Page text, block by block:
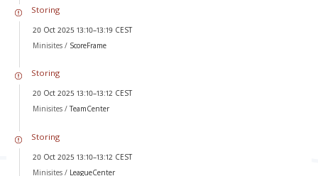
Storing
20 Oct 2025 13:10–13:19 CEST
Minisites / ScoreFrame
Storing
20 Oct 2025 13:10–13:12 CEST
Minisites /TeamCenter
Storing
20 Oct 2025 13:10–13:12 CEST
Minisites / LeagueCenter